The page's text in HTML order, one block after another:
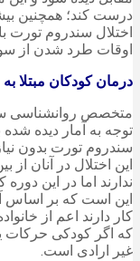
درست کند؛ همچنین
اختلال سندروم تورت
اوقات طرد شدن از
درمان کودکان مبتلا
متخصص روانشناسی
توجه به آمار دیده
سندروم تورت بدون
این اختلال در آنان
ندارند اما در این
این است که بر اساس
کار دارند اعم از
که اگر کودکی حرکات
غیر ارادی است.